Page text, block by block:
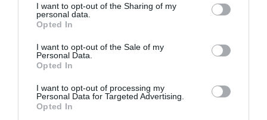
I want to opt-out of the Sharing of my
personal data.
Opted In
I want to opt-out of the Sale of my
Personal Data.
Opted In
I want to opt-out of processing my
Personal Data for Targeted Advertising.
Opted In
Publicidad
2Playbook Club2P